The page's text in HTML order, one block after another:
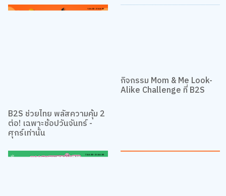
เรื่องที่น่าสนใจอื่นๆ
B2S ช่วยไทย พลัสความคุ้ม 2
ต่อ! เฉพาะช้อปวันจันทร์ -
ศุกร์เท่านั้น
กิจกรรม Mom & Me Look-